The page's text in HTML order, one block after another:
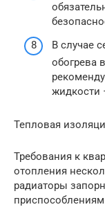
В случае
обогрева
жидкости
Тепловая
Требования к
отопления
радиаторы